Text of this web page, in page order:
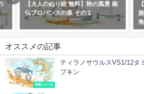
【大人のぬり絵 無料】秋の風景 南
仏プロバンスの泉 その１
【大人
旅行 イ
オススメの記事
恐竜シリーズ
ティラノサウルスVS1/12タ
プキン